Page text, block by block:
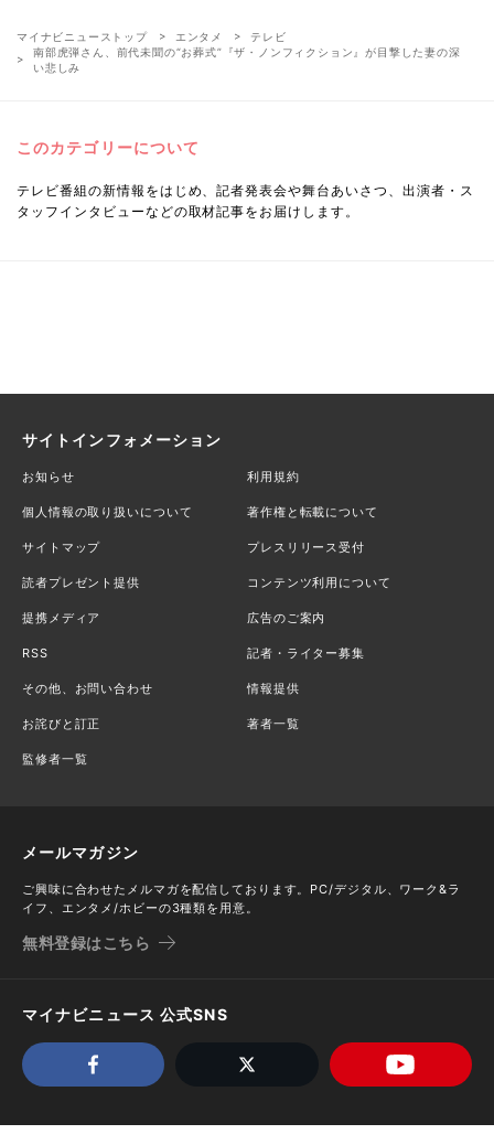
マイナビニューストップ エンタメ
テレビ
南部虎弾さん、前代未聞の“お葬式”『ザ・ノンフィクション』が目撃した妻の深
い悲しみ
このカテゴリーについて
テレビ番組の新情報をはじめ、記者発表会や舞台あいさつ、出演者・ス
タッフインタビューなどの取材記事をお届けします。
サイトインフォメーション
お知らせ 利用規約
個人情報の取り扱いについて 著作権と転載について
サイトマップ プレスリリース受付
読者プレゼント提供 コンテンツ利用について
提携メディア 広告のご案内
RSS 記者・ライター募集
その他、お問い合わせ 情報提供
お詫びと訂正 著者一覧
監修者一覧
メールマガジン
ご興味に合わせたメルマガを配信しております。PC/デジタル、ワーク&ラ
イフ、エンタメ/ホビーの3種類を用意。
無料登録はこちら
マイナビニュース 公式SNS